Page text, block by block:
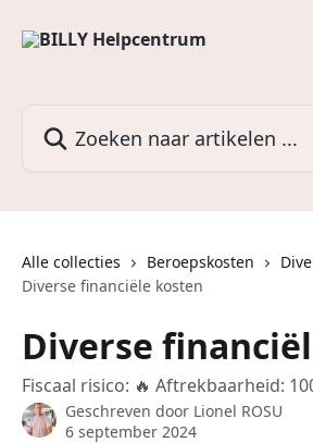
Alle collecties Beroepskosten
Diverse financiële kosten
Diverse
Fiscaal risico: 🔥 Aftrekbaarheid:
Geschreven door Lionel ROSU
6 september 2024